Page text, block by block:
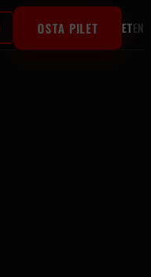
OSTA PILET ETEN